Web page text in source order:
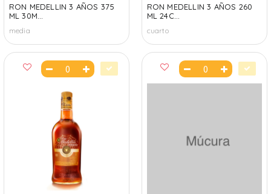
RON MEDELLIN 3 AÑOS 375
ML 30M...
media
RON MEDELLIN 3 AÑOS 260
ML 24C...
cuarto